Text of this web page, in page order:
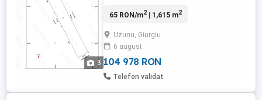
3
30 km de București. Se afla în apropierea
iar la o distanta mica se afla
supermarket,scoala și gradinita. Dispune
de un teren total de 1615 neiprejmuit ...
65 RON/m2| 1,615 m2
Uzunu, Giurgiu
6 august
104 978 RON
Telefon validat